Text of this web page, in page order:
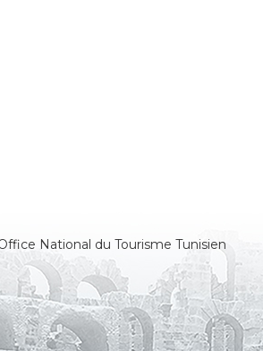
National du Tourisme Tunisien